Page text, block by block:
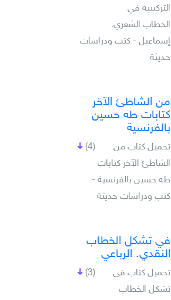
التركيبية في
الخطاب الشعري.
إسماعيل - كتب ودراسات
حديثة
من الشاطئ الآخر
كتابات طه حسين
بالفرنسية
(4)
تحميل كتاب من
الشاطئ الآخر كتابات
طه حسين بالفرنسية -
كتب ودراسات حديثة
في تشكل الخطاب
النقدي. الرباعي
(3)
تحميل كتاب في
تشكل الخطاب